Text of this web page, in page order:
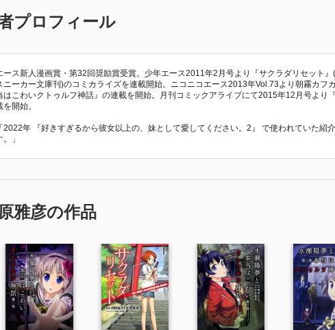
プロフィール
ース新人漫画賞・第32回奨励賞受賞。少年エース2011年2月号より『サクラダリセット』
ニーカー文庫刊)のコミカライズを連載開始。ニコニコエース2013年Vol.73より朝霧カフ
はこわいクトゥルフ神話』の連載を開始。月刊コミックアライブにて2015年12月号より
を開始。
「2022年 『好きすぎるから彼女以上の、妹として愛してください。2』 で使われていた紹
。」
雅彦の作品